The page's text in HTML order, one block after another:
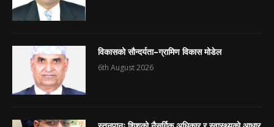
विकासको सौन्दर्यता–ग्रामिण विकास मोडेल
6th August 2026